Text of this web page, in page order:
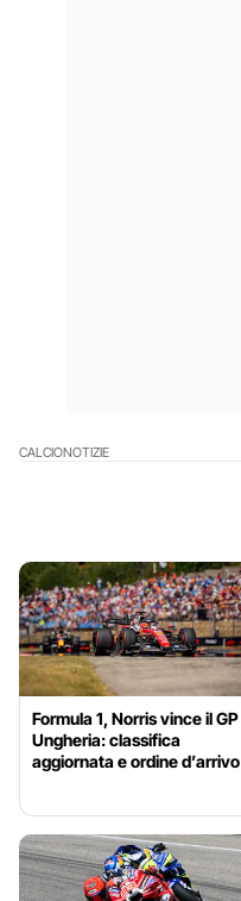
CALCIONOTIZIE
Formula 1, Norris vince il GP
Ungheria: classifica
aggiornata e ordine d’arrivo